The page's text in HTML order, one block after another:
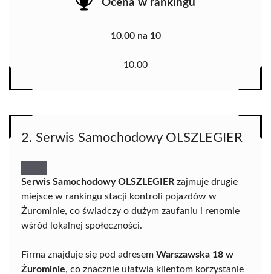
Ocena w rankingu
10.00 na 10
10.00
2. Serwis Samochodowy OLSZLEGIER
Serwis Samochodowy OLSZLEGIER zajmuje drugie
miejsce w rankingu stacji kontroli pojazdów w
Żurominie, co świadczy o dużym zaufaniu i renomie
wśród lokalnej społeczności.
Firma znajduje się pod adresem Warszawska 18 w
Żurominie, co znacznie ułatwia klientom korzystanie